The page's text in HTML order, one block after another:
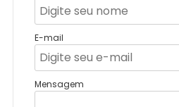
E-mail
Mensagem